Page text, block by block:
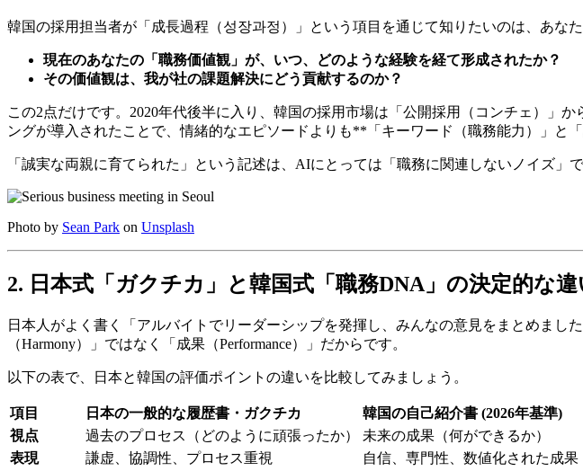
韓国の採用担当者が「成長過程（성장과정）」という項目を通じて知りたいのは、あな
現在のあなたの「職務価値観」が、いつ、どのような経験を経て形成されたか？
その価値観は、我が社の課題解決にどう貢献するのか？
この2点だけです。2020年代後半に入り、韓国の採用市場は「公開採用（コンチェ）」
ングが導入されたことで、情緒的なエピソードよりも**「キーワード（職務能力）」と
「誠実な両親に育てられた」という記述は、AIにとっては「職務に関連しないノイズ」
Photo by Sean Park on Unsplash
2. 日本式「ガクチカ」と韓国式「職務DNA」の決定的な違
日本人がよく書く「アルバイトでリーダーシップを発揮し、みんなの意見をまとめま
（Harmony）」ではなく「成果（Performance）」だからです。
以下の表で、日本と韓国の評価ポイントの違いを比較してみましょう。
項目 日本の一般的な履歴書・ガクチカ
韓国の自己紹介書 (2026年基準)
視点
過去のプロセス（どのように頑張ったか）
未来の成果（何ができるか）
表現
謙虚、協調性、プロセス重視
自信、専門性、数値化された成果